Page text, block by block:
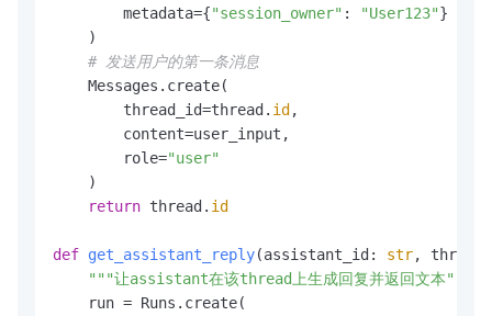
        metadata={
"session_owner" : "User123"}
    )
# 发送用户的第一条消息
    Messages.create(
        thread_id=thread.
id ,
        content=user_input,
        role=
"user"
    )
return thread. id
def get_assistant_reply(assistant_id: str,
"""让assistant在该thread上生成回复并返回文本"""
    run = Runs.create(